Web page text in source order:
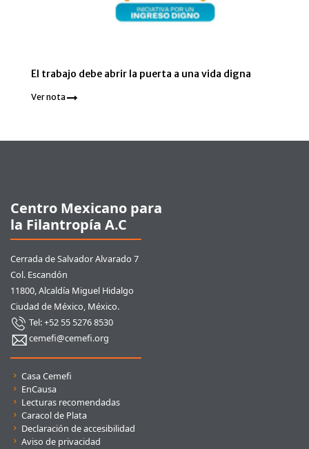
El trabajo debe abrir la puerta a una vida digna
Ver nota
Centro Mexicano para
la Filantropía A.C
Cerrada de Salvador Alvarado 7
Col. Escandón
11800, Alcaldía Miguel Hidalgo
Ciudad de México, México.
Tel: +52 55 5276 8530
cemefi@cemefi.org
Enlaces rápidos
Casa Cemefi
EnCausa
Lecturas recomendadas
Caracol de Plata
Declaración de accesibilidad
Aviso de privacidad